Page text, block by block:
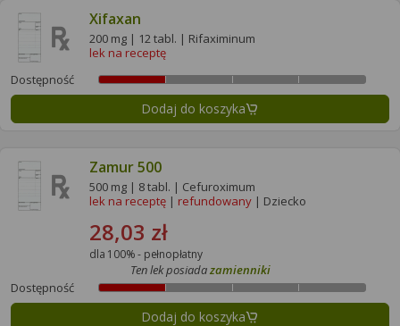
Xifaxan
200 mg | 12 tabl. | Rifaximinum
lek na receptę
Dostępność
Dodaj do koszyka
Zamur 500
500 mg | 8 tabl. | Cefuroximum
lek na receptę | refundowany | Dziecko
28,03 zł
dla 100% - pełnopłatny
Dostępność
Ten lek posiadazamienniki
Dodaj do koszyka